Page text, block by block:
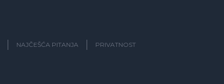
NAJČEŠĆA PITANJA PRIVATNOST